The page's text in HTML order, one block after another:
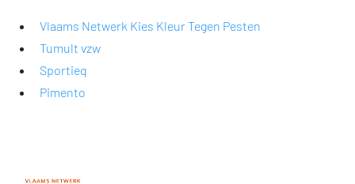
Vlaams Netwerk Kies Kleur Tegen Pesten
Tumult vzw
Sportieq
Pimento